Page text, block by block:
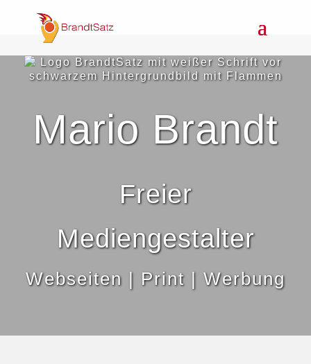
Mario Brandt
Freier
Mediengestalter
Webseiten | Print | Werbung